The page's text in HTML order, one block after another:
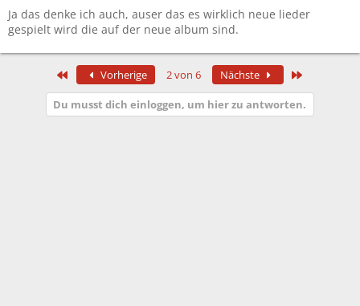
Ja das denke ich auch, auser das es wirklich neue lieder
gespielt wird die auf der neue album sind.
Erste Vorherige 2 von 6 Nächste
Du musst dich einloggen, um hier zu antworten.